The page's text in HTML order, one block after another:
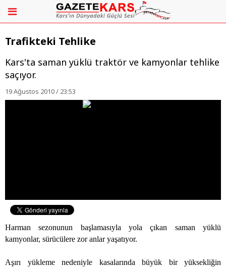
Trafikteki Tehlike
Kars'ta saman yüklü traktör ve kamyonlar tehlike
saçıyor.
19 Ağustos 2010 / 23:53
Harman sezonunun başlamasıyla yola çıkan saman yüklü
kamyonlar, sürücülere zor anlar yaşatıyor.
Aşırı yükleme nedeniyle kasalarında büyük bir yüksekliğin